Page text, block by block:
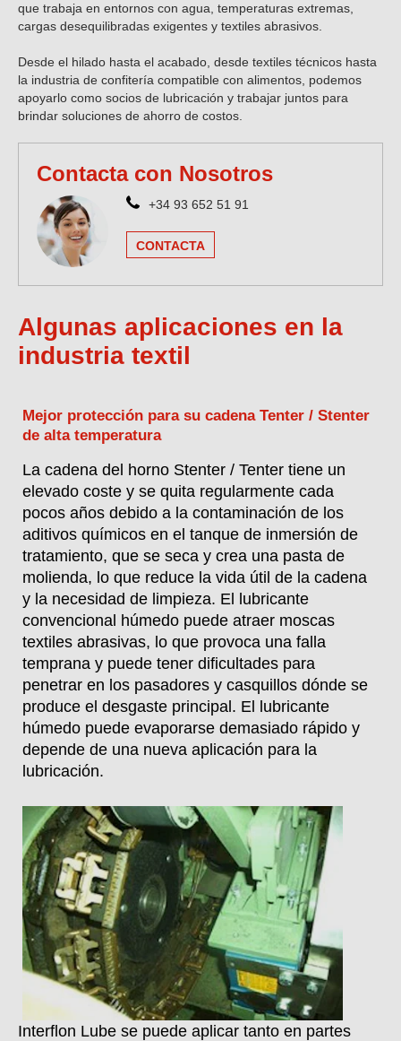
que trabaja en entornos con agua, temperaturas extremas,
cargas desequilibradas exigentes y textiles abrasivos.
Desde el hilado hasta el acabado, desde textiles técnicos hasta
la industria de confitería compatible con alimentos, podemos
apoyarlo como socios de lubricación y trabajar juntos para
brindar soluciones de ahorro de costos.
Contacta con Nosotros
+34 93 652 51 91
CONTACTA
Algunas aplicaciones en la
industria textil
Mejor protección para su cadena Tenter / Stenter
de alta temperatura
La cadena del horno Stenter / Tenter tiene un
elevado coste y se quita regularmente cada
pocos años debido a la contaminación de los
aditivos químicos en el tanque de inmersión de
tratamiento, que se seca y crea una pasta de
molienda, lo que reduce la vida útil de la cadena
y la necesidad de limpieza. El lubricante
convencional húmedo puede atraer moscas
textiles abrasivas, lo que provoca una falla
temprana y puede tener dificultades para
penetrar en los pasadores y casquillos dónde se
produce el desgaste principal. El lubricante
húmedo puede evaporarse demasiado rápido y
depende de una nueva aplicación para la
lubricación.
Interflon Lube se puede aplicar tanto en partes